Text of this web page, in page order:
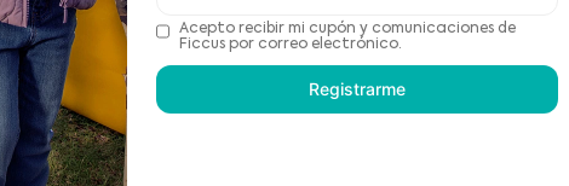
Recomendaciones de cuidado
Acepto recibir mi cupón y comunicaciones de
Ficcus por correo electrónico.
Registrarme